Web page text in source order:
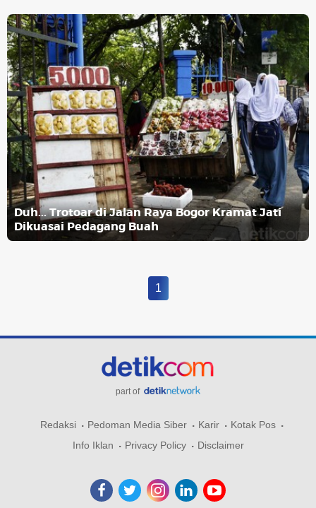
Duh... Trotoar di Jalan Raya Bogor Kramat Jati
Dikuasai Pedagang Buah
1
part of
Redaksi Pedoman Media Siber Karir
Kotak Pos
Info Iklan
Privacy Policy Disclaimer